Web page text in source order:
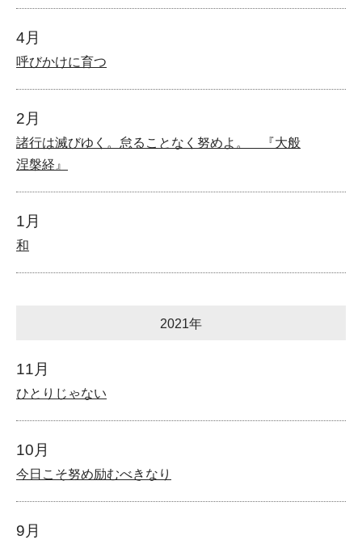
4月
呼びかけに育つ
2月
諸行は滅びゆく。怠ることなく努めよ。 『大般
涅槃経』
1月
和
2021年
11月
ひとりじゃない
10月
今日こそ努め励むべきなり
9月